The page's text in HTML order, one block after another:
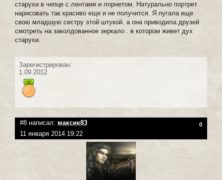
старухи в чепце с лентами и лорнетом. Натурально портрет .
нарисовать так красиво еще и не получится. Я пугала еще
свою младшую сестру этой штукой. а она приводила друзей
смотреть на заколдованное зеркало . в котором живет дух
старухи.
Зарегистрирован:
1.09.2012
#8 написал: максик83 0
11 января 2014 19:22